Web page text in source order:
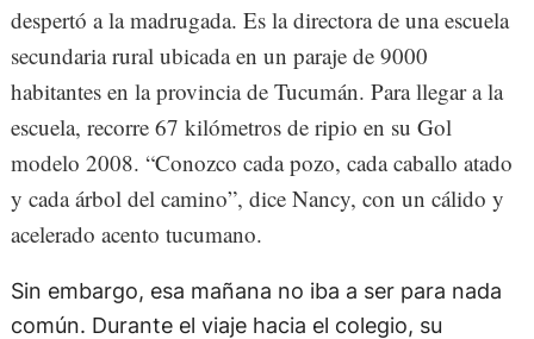
despertó a la madrugada. Es la directora de una escuela
secundaria rural ubicada en un paraje de 9000
habitantes en la provincia de Tucumán. Para llegar a la
escuela, recorre 67 kilómetros de ripio en su Gol
modelo 2008. “Conozco cada pozo, cada caballo atado
y cada árbol del camino”, dice Nancy, con un cálido y
acelerado acento tucumano.
Sin embargo, esa mañana no iba a ser para nada
común. Durante el viaje hacia el colegio, su